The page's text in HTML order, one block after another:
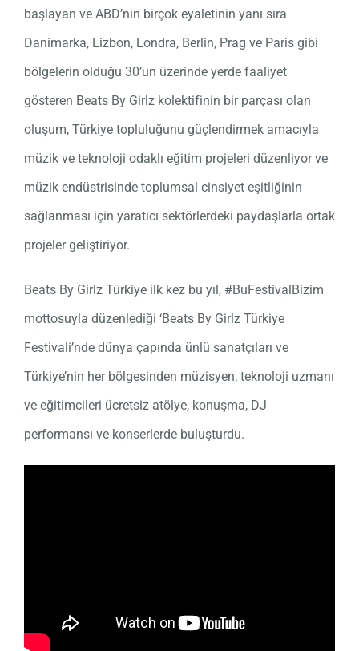
başlayan ve ABD’nin birçok eyaletinin yanı sıra
Danimarka, Lizbon, Londra, Berlin, Prag ve Paris gibi
bölgelerin olduğu 30’un üzerinde yerde faaliyet
gösteren Beats By Girlz kolektifinin bir parçası olan
oluşum, Türkiye topluluğunu güçlendirmek amacıyla
müzik ve teknoloji odaklı eğitim projeleri düzenliyor ve
müzik endüstrisinde toplumsal cinsiyet eşitliğinin
sağlanması için yaratıcı sektörlerdeki paydaşlarla ortak
projeler geliştiriyor.
Beats By Girlz Türkiye ilk kez bu yıl, #BuFestivalBizim
mottosuyla düzenlediği ‘Beats By Girlz Türkiye
Festivali’nde dünya çapında ünlü sanatçıları ve
Türkiye’nin her bölgesinden müzisyen, teknoloji uzmanı
ve eğitimcileri ücretsiz atölye, konuşma, DJ
performansı ve konserlerde buluşturdu.